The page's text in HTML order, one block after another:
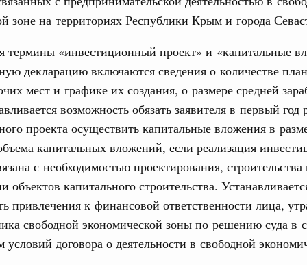
зоне на территориях Республики Крым и города
термины «инвестиционный проект» и «капитальные
декларацию включаются сведения о количестве
мест и графике их создания, о размере средней
возможность обязать заявителя в первый год
проекта осуществить капитальные вложения в
капитальных вложений, если реализация
с необходимостью проектирования, строительства
объектов капитального строительства.
привлечения к финансовой ответственности лица,
свободной экономической зоны по решению суда в
договора о деятельности в свободной
ежемесячной выплаты в связи с
или второго ребенка
№305-ФЗ. Проект федерального закона был внесён в
с которым гражданам будет назначаться
(усыновлением) первого или второго ребенка. С 1
двукратную величину прожиточного минимума
в субъекте Федерации. Кроме того, такая
гражданам до достижения ребенком возраста трех
и субстанций
закон об уточнении норм,
средств для ветеринарного применения
№297-ФЗ. Федеральным законом, в частности,
контрольной закупки лекарственных
24
31
С
Для
Архив